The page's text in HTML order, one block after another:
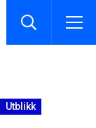
Utblikk